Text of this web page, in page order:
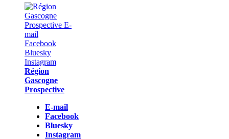
Région
Gascogne
Prospective
E-mail
Facebook
Bluesky
Instagram